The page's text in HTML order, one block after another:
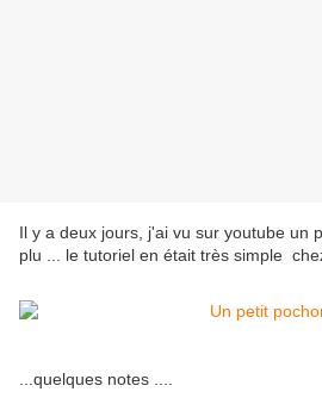
Il y a deux jours, j'ai vu sur youtube un
plu ... le tutoriel en était très simple
...quelques notes ....